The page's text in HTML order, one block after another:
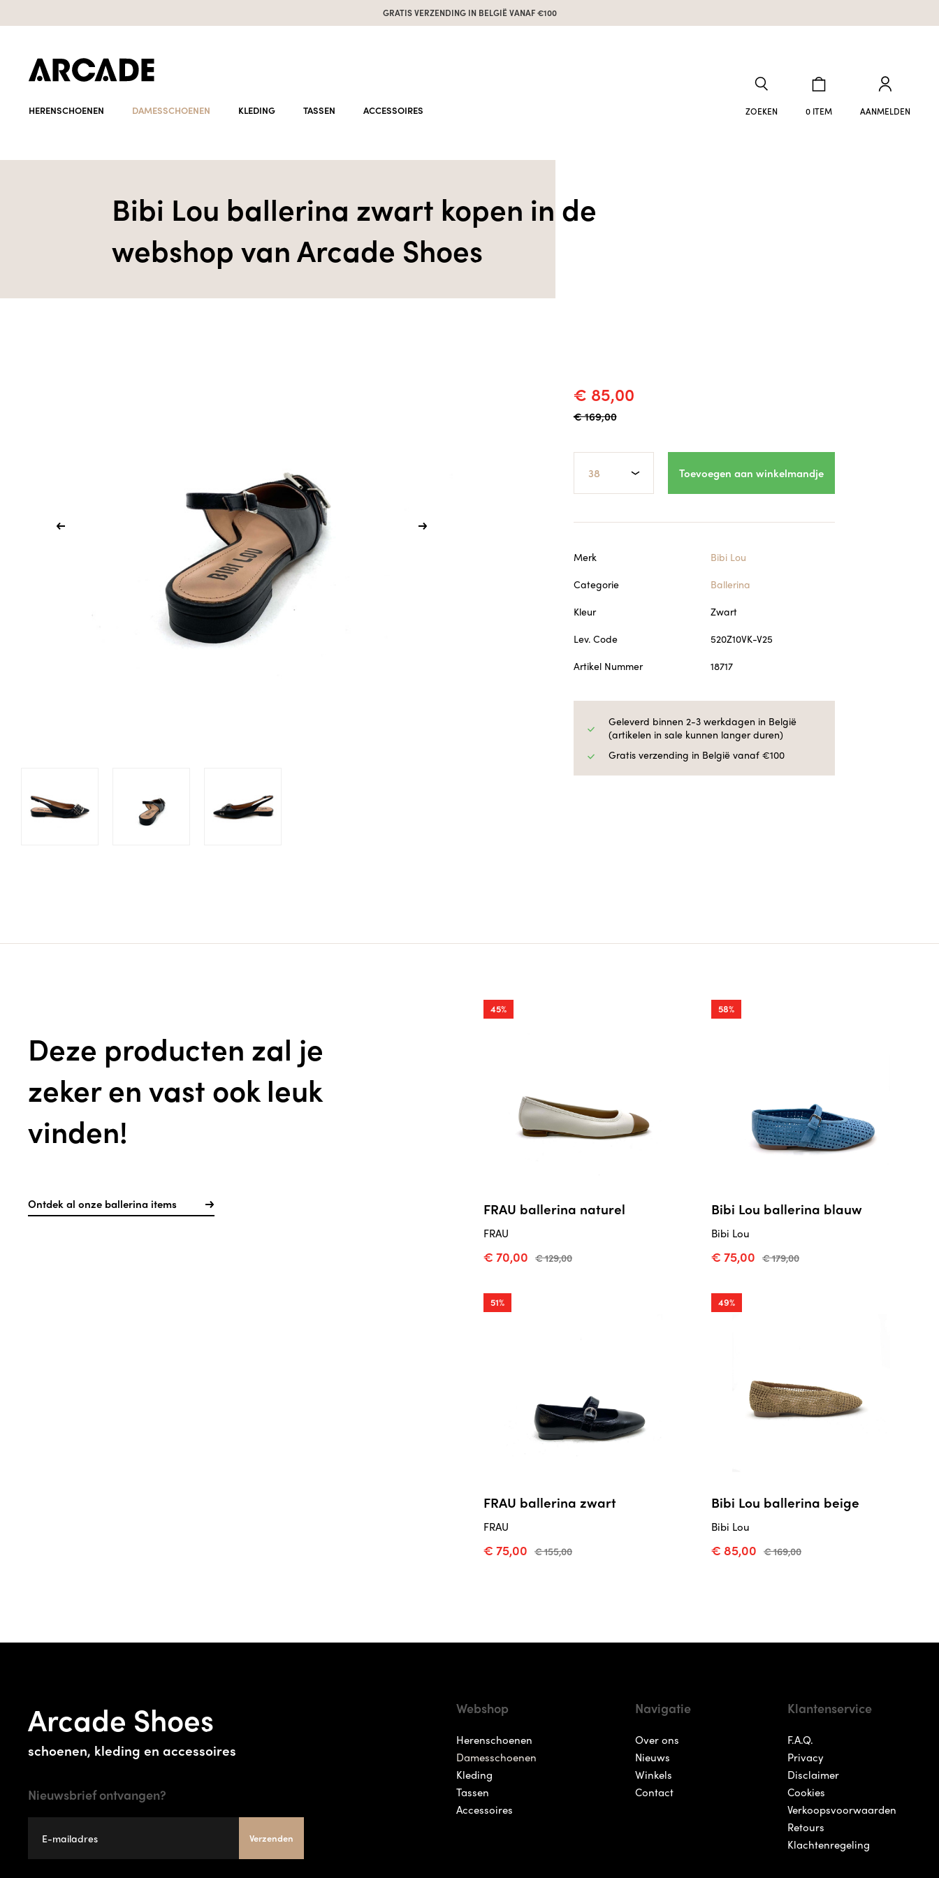
GRATIS VERZENDING IN BELGIË VANAF €100
HERENSCHOENEN DAMESSCHOENEN KLEDING TASSEN ACCESSOIRES ZOEKEN 0 ITEM AANMELDEN
Bibi Lou ballerina zwart kopen in de
webshop van Arcade Shoes
€ 85,00
€ 169,00
Toevoegen aan winkelmandje
Merk
Bibi Lou
Categorie
Ballerina
Kleur
Zwart
Lev. Code
520Z10VK-V25
Artikel Nummer
18717
Geleverd binnen 2-3 werkdagen in België
(artikelen in sale kunnen langer duren)
Gratis verzending in België vanaf €100
Deze producten zal je
zeker en vast ook leuk
vinden!
Ontdek al onze ballerina items
45%
FRAU ballerina naturel
FRAU
€ 70,00 € 129,00
58%
Bibi Lou ballerina blauw
Bibi Lou
€ 75,00 € 179,00
51%
FRAU ballerina zwart
FRAU
€ 75,00 € 155,00
49%
Bibi Lou ballerina beige
Bibi Lou
€ 85,00 € 169,00
Arcade Shoes
schoenen, kleding en accessoires
Nieuwsbrief ontvangen?
Verzenden
Webshop
Herenschoenen
Damesschoenen
Kleding
Tassen
Accessoires
Navigatie
Over ons
Nieuws
Winkels
Contact
Klantenservice
F.A.Q.
Privacy
Disclaimer
Cookies
Verkoopsvoorwaarden
Retours
Klachtenregeling